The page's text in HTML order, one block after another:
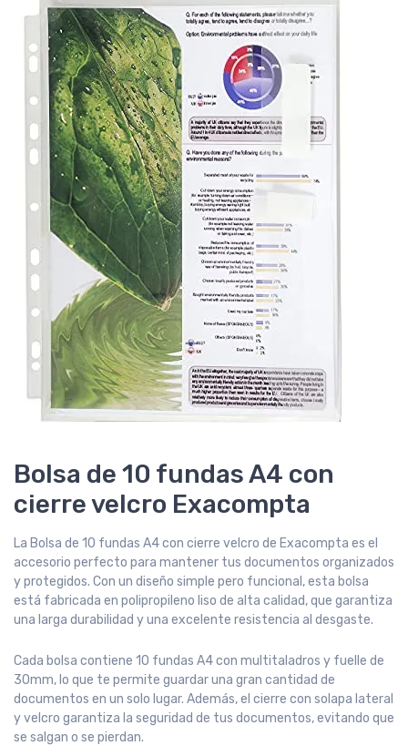
Bolsa de 10 fundas A4 con
cierre velcro Exacompta
La Bolsa de 10 fundas A4 con cierre velcro de Exacompta es el
accesorio perfecto para mantener tus documentos organizados
y protegidos. Con un diseño simple pero funcional, esta bolsa
está fabricada en polipropileno liso de alta calidad, que garantiza
una larga durabilidad y una excelente resistencia al desgaste.
Cada bolsa contiene 10 fundas A4 con multitaladros y fuelle de
30mm, lo que te permite guardar una gran cantidad de
documentos en un solo lugar. Además, el cierre con solapa lateral
y velcro garantiza la seguridad de tus documentos, evitando que
se salgan o se pierdan.